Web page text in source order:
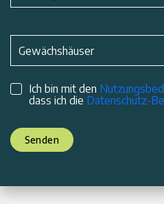
Gewächshäuser
Ich bin mit den
dass ich die Datenschutz-
Senden